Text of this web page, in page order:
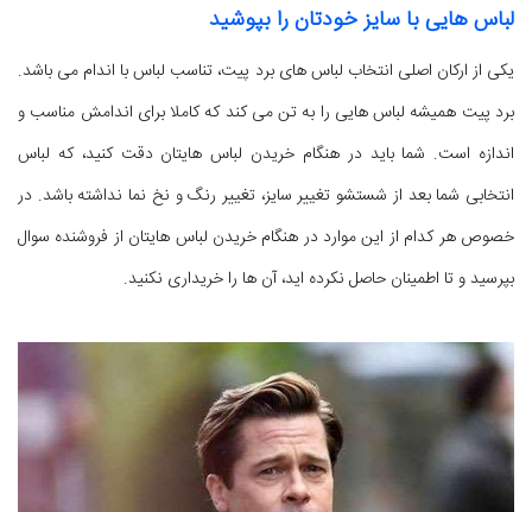
لباس هایی با سایز خودتان را بپوشید
یکی از ارکان اصلی انتخاب لباس های برد پیت، تناسب لباس با اندام می باشد.
برد پیت همیشه لباس هایی را به تن می کند که کاملا برای اندامش مناسب و
اندازه است. شما باید در هنگام خریدن لباس هایتان دقت کنید، که لباس
انتخابی شما بعد از شستشو تغییر سایز، تغییر رنگ و نخ نما نداشته باشد. در
خصوص هر کدام از این موارد در هنگام خریدن لباس هایتان از فروشنده سوال
بپرسید و تا اطمینان حاصل نکرده اید، آن ها را خریداری نکنید.